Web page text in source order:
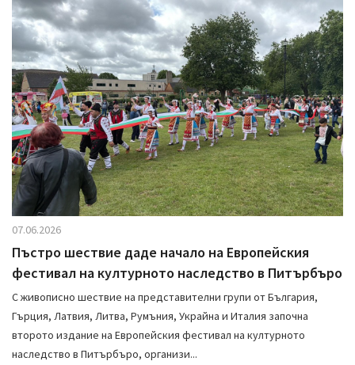
07.06.2026
Пъстро шествие даде начало на Европейския
фестивал на културното наследство в Питърбъро
С живописно шествие на представителни групи от България,
Гърция, Латвия, Литва, Румъния, Украйна и Италия започна
второто издание на Европейския фестивал на културното
наследство в Питърбъро, организи...